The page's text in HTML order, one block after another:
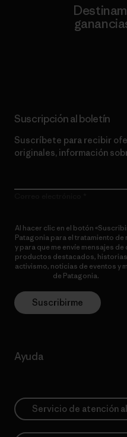
Suscripción al boletín
Suscríbete para recibir
originales, información
Al hacer clic en el botón
Patagonia para el tratamiento
y para que me envíe mensajes
productos destacados,
activismo, noticias de eventos y
de Patagonia.
Suscribirme
Ayuda
Servicio de atención